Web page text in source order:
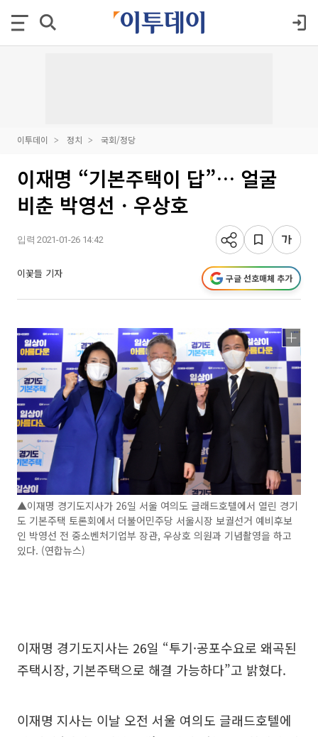
이투데이 정치 국회/정당
이재명 “기본주택이 답”… 얼굴
비춘 박영선ㆍ우상호
입력 2021-01-26 14:42
이꽃들 기자 구글 선호매체 추가
▲이재명 경기도지사가 26일 서울 여의도 글래드호텔에서 열린 경기
도 기본주택 토론회에서 더불어민주당 서울시장 보궐선거 예비후보
인 박영선 전 중소벤처기업부 장관, 우상호 의원과 기념촬영을 하고
있다. (연합뉴스)
이재명 경기도지사는 26일 “투기·공포수요로 왜곡된
주택시장, 기본주택으로 해결 가능하다”고 밝혔다.
이재명 지사는 이날 오전 서울 여의도 글래드호텔에